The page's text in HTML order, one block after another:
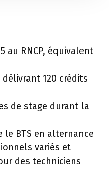
au RNCP, équivalent
120 crédits
de stage durant la
le BTS en alternance
variés et
des techniciens